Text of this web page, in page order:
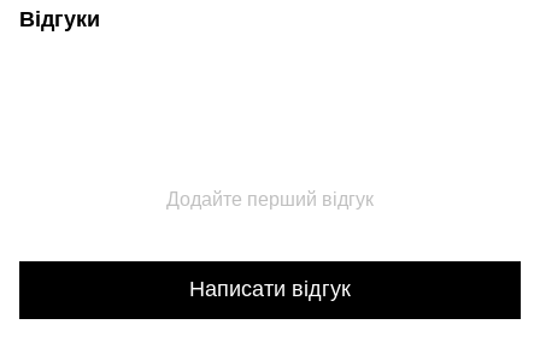
Відгуки
Додайте перший відгук
Написати відгук